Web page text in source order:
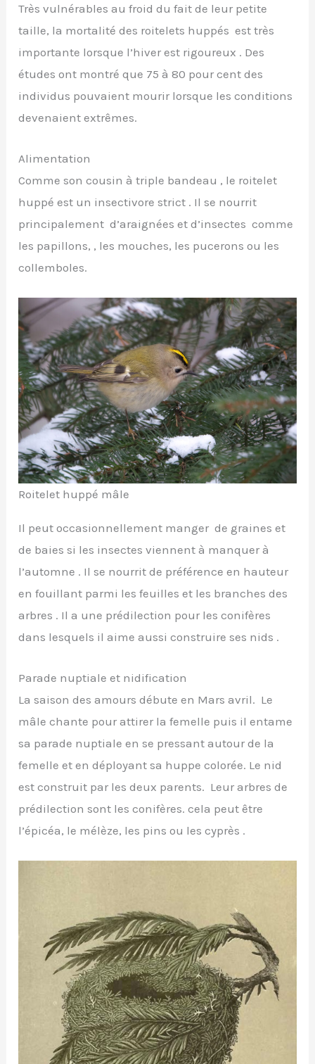
Très vulnérables au froid du fait de leur petite
taille, la mortalité des roitelets huppés est très
importante lorsque l’hiver est rigoureux . Des
études ont montré que 75 à 80 pour cent des
individus pouvaient mourir lorsque les conditions
devenaient extrêmes.
Alimentation
Comme son cousin à triple bandeau , le roitelet
huppé est un insectivore strict . Il se nourrit
principalement d’araignées et d’insectes comme
les papillons, , les mouches, les pucerons ou les
collemboles.
Roitelet huppé mâle
Il peut occasionnellement manger de graines et
de baies si les insectes viennent à manquer à
l’automne . Il se nourrit de préférence en hauteur
en fouillant parmi les feuilles et les branches des
arbres . Il a une prédilection pour les conifères
dans lesquels il aime aussi construire ses nids .
Parade nuptiale et nidification
La saison des amours débute en Mars avril. Le
mâle chante pour attirer la femelle puis il entame
sa parade nuptiale en se pressant autour de la
femelle et en déployant sa huppe colorée. Le nid
est construit par les deux parents. Leur arbres de
prédilection sont les conifères. cela peut être
l’épicéa, le mélèze, les pins ou les cyprès .